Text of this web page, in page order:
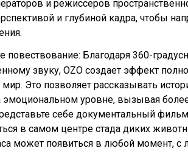
и режиссеров
и глубиной кадра, чтобы
повествование: Благодаря 360-
звуку, OZO создает эффект
Это позволяет рассказывать
эмоциональном уровне, вызывая
себе документальный фильм
в самом центре стада диких
может появиться в любой момент, с